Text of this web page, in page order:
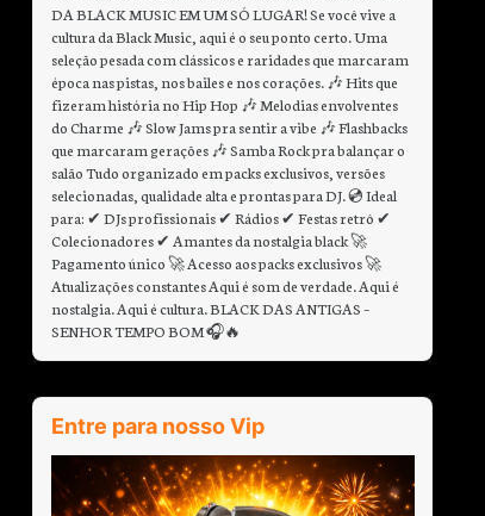
DA BLACK MUSIC EM UM SÓ LUGAR! Se você vive a
cultura da Black Music, aqui é o seu ponto certo. Uma
seleção pesada com clássicos e raridades que marcaram
época nas pistas, nos bailes e nos corações. 🎶 Hits que
fizeram história no Hip Hop 🎶 Melodias envolventes
do Charme 🎶 Slow Jams pra sentir a vibe 🎶 Flashbacks
que marcaram gerações 🎶 Samba Rock pra balançar o
salão Tudo organizado em packs exclusivos, versões
selecionadas, qualidade alta e prontas para DJ. 💿 Ideal
para: ✔ DJs profissionais ✔ Rádios ✔ Festas retrô ✔
Colecionadores ✔ Amantes da nostalgia black 🚀
Pagamento único 🚀 Acesso aos packs exclusivos 🚀
Atualizações constantes Aqui é som de verdade. Aqui é
nostalgia. Aqui é cultura. BLACK DAS ANTIGAS –
SENHOR TEMPO BOM 🎧🔥
Entre para nosso Vip